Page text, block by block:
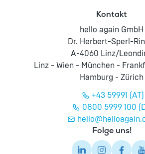
Kontakt
hello again GmbH
Dr. Herbert-Sperl-
A-4060 Linz/
Linz - Wien - München -
Hamburg - Zürich
+43 59991 (AT)
0800 5999 100
Folge uns!